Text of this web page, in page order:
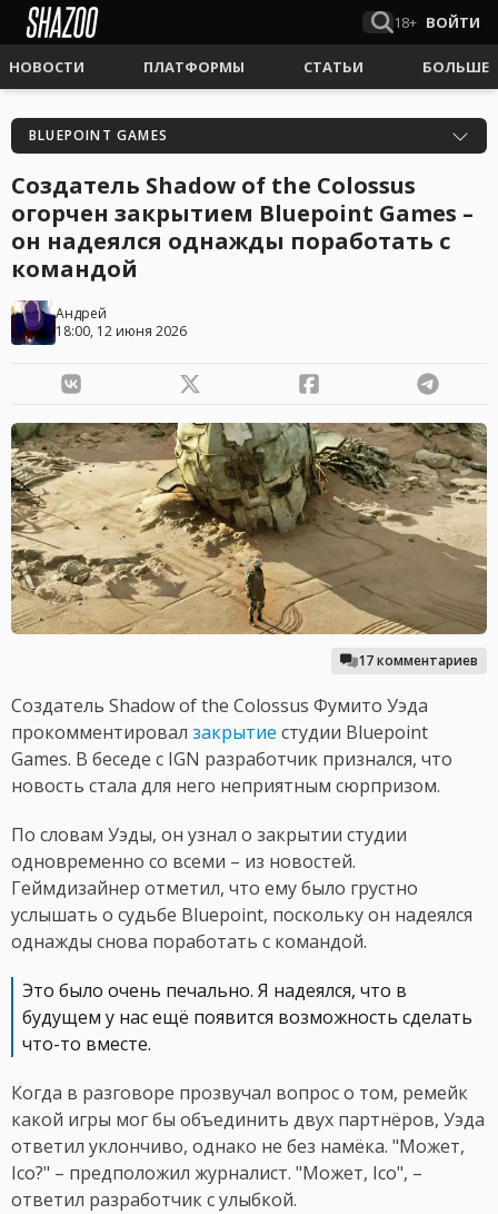
18+ ВОЙТИ
НОВОСТИ ПЛАТФОРМЫ СТАТЬИ БОЛЬШЕ
BLUEPOINT GAMES
Создатель Shadow of the Colossus
огорчен закрытием Bluepoint Games –
он надеялся однажды поработать с
командой
Андрей
18:00, 12 июня 2026
17 комментариев
Создатель Shadow of the Colossus Фумито Уэда
прокомментировал закрытие студии Bluepoint
Games. В беседе с IGN разработчик признался, что
новость стала для него неприятным сюрпризом.
По словам Уэды, он узнал о закрытии студии
одновременно со всеми – из новостей.
Геймдизайнер отметил, что ему было грустно
услышать о судьбе Bluepoint, поскольку он надеялся
однажды снова поработать с командой.
Это было очень печально. Я надеялся, что в
будущем у нас ещё появится возможность сделать
что-то вместе.
Когда в разговоре прозвучал вопрос о том, ремейк
какой игры мог бы объединить двух партнёров, Уэда
ответил уклончиво, однако не без намёка. "Может,
Ico?" – предположил журналист. "Может, Ico", –
ответил разработчик с улыбкой.